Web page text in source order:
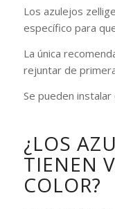
Los azulejos
específico para
La única
rejuntar de
Se pueden
¿LOS
TIENEN
COLOR?